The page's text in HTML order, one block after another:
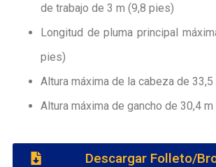
de trabajo de 3 m (9,8 pies)
Longitud de pluma principal
pies)
Altura máxima de la cabeza de
Altura máxima de gancho de 30,4
Descargar Folleto/